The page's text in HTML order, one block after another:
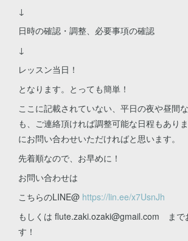
↓
日時の確認・調整、必要事項の確認
↓
レッスン当日！
となります。とっても簡単！
ここに記載されていない、平日の夜や昼間
も、ご連絡頂ければ調整可能な日程もあり
にお問い合わせいただければと思います。
先着順なので、お早めに！
お問い合わせは
こちらのLINE@ https://lin.ee/x7UsnJh
もしくは flute.zaki.ozaki@gmail.com まで
す！